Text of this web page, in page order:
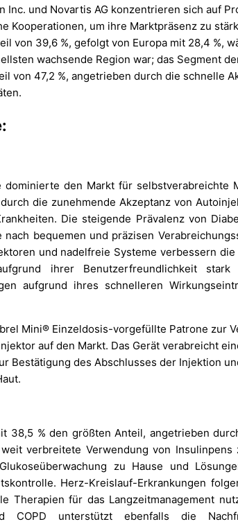
Inc. und Novartis AG konzentrieren sich auf
Kooperationen, um ihre Marktpräsenz zu
von 39,6 %, gefolgt von Europa mit 28,4 %,
wachsende Region war; das Segment
von 47,2 %, angetrieben durch die schnelle
den Markt für selbstverabreichte
die zunehmende Akzeptanz von
Die steigende Prävalenz von
bequemen und präzisen
und nadelfreie Systeme verbessern
ihrer Benutzerfreundlichkeit stark
aufgrund ihres schnelleren
Mini® Einzeldosis-vorgefüllte Patrone zur
auf den Markt. Das Gerät verabreicht
Bestätigung des Abschlusses der Injektion
38,5 % den größten Anteil, angetrieben
verbreitete Verwendung von
zu Hause und
Herz-Kreislauf-Erkrankungen
Therapien für das Langzeitmanagement
COPD unterstützt ebenfalls die